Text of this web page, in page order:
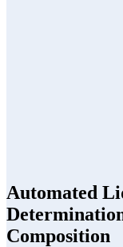
Automated
Composition